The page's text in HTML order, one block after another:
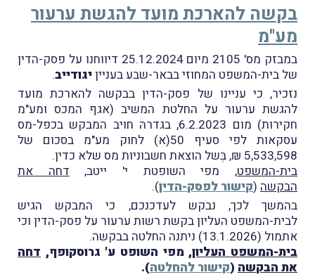
בקשה להארכת מועד להגשת ערעור
מע"מ
במבזק מס' 2105 מיום 25.12.2024 דיווחנו על פסק-הדין
של בית-המשפט המחוזי בבאר-שבע בענייןיגודייב.
נזכיר, כי עניינו של פסק-הדין בבקשה להארכת מועד
להגשת ערעור על החלטת המשיב (אגף המכס ומע"מ
חקירות) מום 6.2.2023, בגדרהּ חויב המבקש בכפל-מס
עסקאות לפי סעיף 50(א) לחוק מע"מ בסכום של
5,533,598 ₪, בְּשל הוצאת חשבוניות מס שלא כדין.
בית-המשפט, מפי השופטת י' ייטב, דחה את
הבקשה (קישור לפסק-הדין).
בהמשך לכך, נבקש לעדכנכם, כי המבקש הגיש
לבית-המשפט העליון בקשת רשות ערעור על פסק-הדין וכי
אתמול (13.1.2026) ניתנה החלטה בבקשה.
בית-המשפט העליון, מפי השופט ע' גרוסקופף, דחה
את הבקשה (קישור להחלטה).